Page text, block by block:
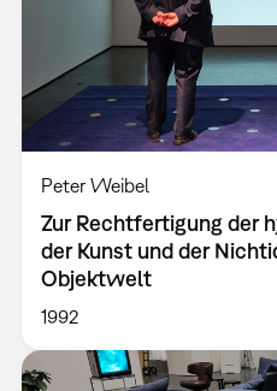
Peter Weibel
Zur Rechtfertigung der
der Kunst und der
Objektwelt
1992